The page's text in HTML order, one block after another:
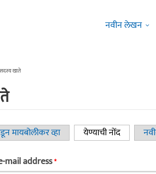
नवीन लेखन
सदस्य खाते
मायबोलीकर व्हा येण्याची नोंद(active
mail address*